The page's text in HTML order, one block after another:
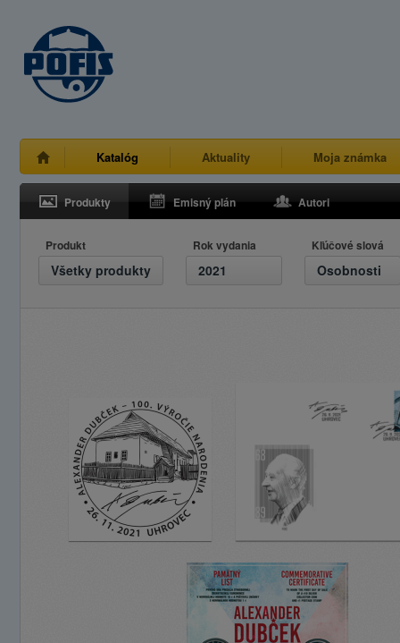
Katalóg Aktuality Moja známka
Produkty Emisný plán Autori
Produkt
Všetky produkty
Rok vydania
2021
Kľúčové slová
Osobnosti